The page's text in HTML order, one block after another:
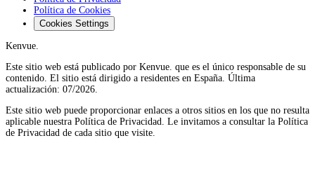
Política de Cookies
Cookies Settings
Kenvue.
Este sitio web está publicado por Kenvue. que es el único responsable de su
contenido. El sitio está dirigido a residentes en España. Última
actualización: 07/2026.
Este sitio web puede proporcionar enlaces a otros sitios en los que no resulta
aplicable nuestra Política de Privacidad. Le invitamos a consultar la Política
de Privacidad de cada sitio que visite.